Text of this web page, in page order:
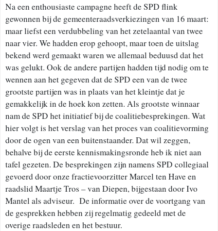
Na een enthousiaste campagne heeft de SPD flink
gewonnen bij de gemeenteraadsverkiezingen van 16 maart:
maar liefst een verdubbeling van het zetelaantal van twee
naar vier. We hadden erop gehoopt, maar toen de uitslag
bekend werd gemaakt waren we allemaal beduusd dat het
was gelukt. Ook de andere partijen hadden tijd nodig om te
wennen aan het gegeven dat de SPD een van de twee
grootste partijen was in plaats van het kleintje dat je
gemakkelijk in de hoek kon zetten. Als grootste winnaar
nam de SPD het initiatief bij de coalitiebesprekingen. Wat
hier volgt is het verslag van het proces van coalitievorming
door de ogen van een buitenstaander. Dat wil zeggen,
behalve bij de eerste kennismakingsronde heb ik niet aan
tafel gezeten. De besprekingen zijn namens SPD collegiaal
gevoerd door onze fractievoorzitter Marcel ten Have en
raadslid Maartje Tros – van Diepen, bijgestaan door Ivo
Mantel als adviseur. De informatie over de voortgang van
de gesprekken hebben zij regelmatig gedeeld met de
overige raadsleden en het bestuur.